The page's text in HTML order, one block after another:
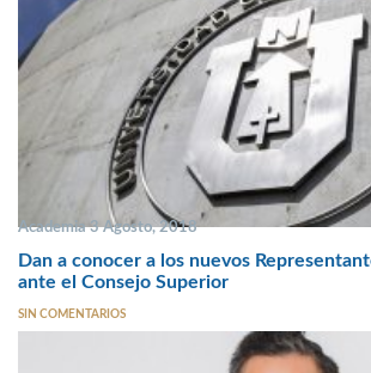
Academia 3 Agosto, 2018
Dan a conocer a los nuevos
ante el Consejo Superior
SIN COMENTARIOS